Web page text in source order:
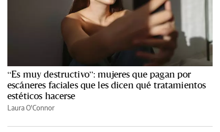
“Es muy destructivo”: mujeres que pagan por
escáneres faciales que les dicen qué tratamientos
estéticos hacerse
Laura O'Connor